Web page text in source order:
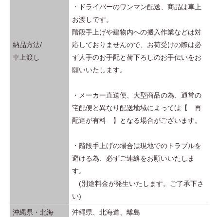
納品方法/
車上渡し
・ドライバーのワンマン配送、商品は車上
お渡しです。
階段手上げや建物内への搬入作業などは対
応しておりませんので、お荷受けの際は必
ず人手のお手配と荷下ろしのお手伝いをお
願いいたします。
・メーカー直送便、大型商品の為、通常の
宅配便と異なり配送地域によっては【 再
配達が有料 】となる場合がございます。
・階段手上げの場合は現地でのトラブルを
避ける為、必ずご連絡をお願いいたしま
す。
(別途料金が発生いたします。ご了承下さ
い)
沖縄県・北海 沖縄県、北海道、離島